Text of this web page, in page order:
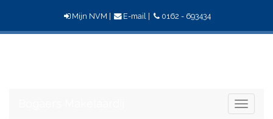
Mijn NVM E-mail| 0162 - 693434
Toggle